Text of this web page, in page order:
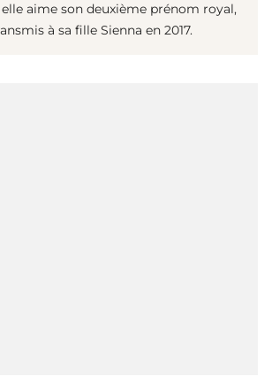
aime son deuxième prénom royal,
à sa fille Sienna en 2017.